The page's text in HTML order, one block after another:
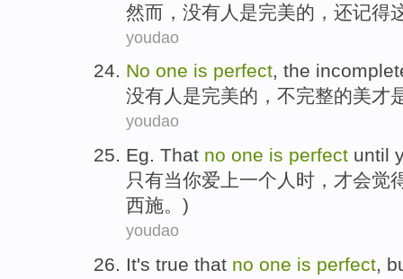
然而 ， 没有 人 是完美的 ， 还记得
youdao
No one is perfect, the
没有人 是完美的 ， 不完整的美才
youdao
Eg. That no one is perfect until
只有当你爱上一个 人时， 才会觉
西施。)
youdao
It's true that no one is perfect,